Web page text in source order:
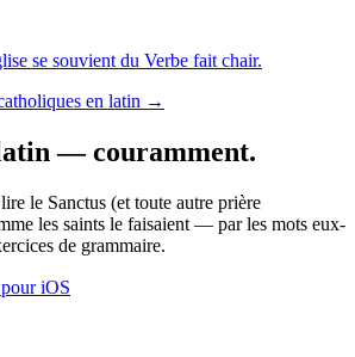
se souvient du Verbe fait chair.
en latin →
— couramment.
le Sanctus (et toute autre prière
les saints le faisaient — par les mots eux-
de grammaire.
iOS